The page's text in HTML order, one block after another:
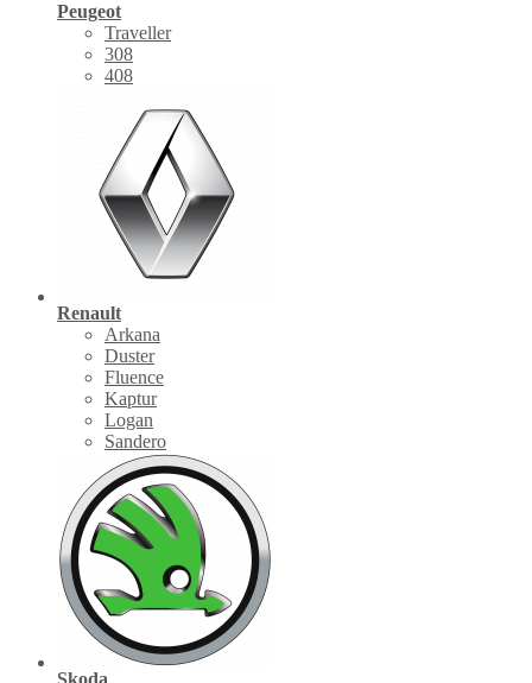
Peugeot
Traveller
308
408
Renault
Arkana
Duster
Fluence
Kaptur
Logan
Sandero
Skoda